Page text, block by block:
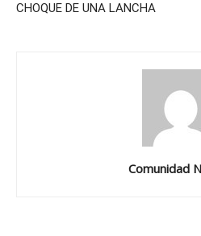
CHOQUE DE UNA LANCHA
Comunidad